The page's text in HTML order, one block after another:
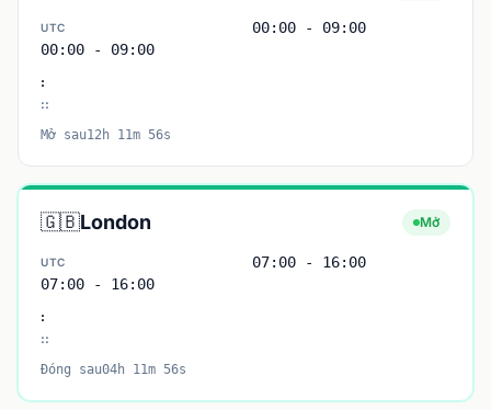
UTC
00:00 - 09:00
00:00 - 09:00
:
::
Mở sau12h 11m 56s
🇬🇧London Mở
UTC
07:00 - 16:00
07:00 - 16:00
:
::
Đóng sau04h 11m 56s